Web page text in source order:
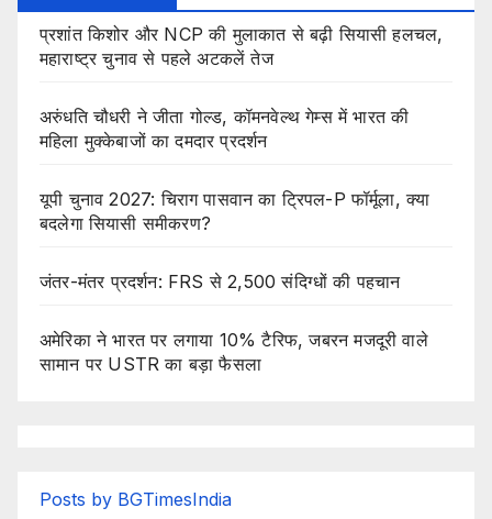
प्रशांत किशोर और NCP की मुलाकात से बढ़ी सियासी हलचल,
महाराष्ट्र चुनाव से पहले अटकलें तेज
अरुंधति चौधरी ने जीता गोल्ड, कॉमनवेल्थ गेम्स में भारत की
महिला मुक्केबाजों का दमदार प्रदर्शन
यूपी चुनाव 2027: चिराग पासवान का ट्रिपल-P फॉर्मूला, क्या
बदलेगा सियासी समीकरण?
जंतर-मंतर प्रदर्शन: FRS से 2,500 संदिग्धों की पहचान
अमेरिका ने भारत पर लगाया 10% टैरिफ, जबरन मजदूरी वाले
सामान पर USTR का बड़ा फैसला
Posts by BGTimesIndia